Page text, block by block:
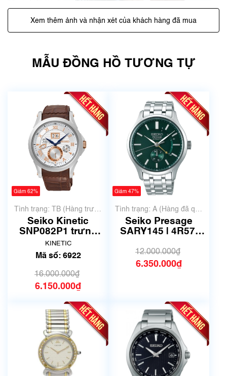
Xem thêm ảnh và nhận xét của khách hàng đã mua
MẪU ĐỒNG HỒ TƯƠNG TỰ
Giảm 62%
Tình trạng: TB (Hàng trưng
bày, thanh lý)
Seiko Kinetic
SNP082P1 trưng
bày thanh lý - MS
6922
KINETIC
Mã số: 6922
16.000.000₫
6.150.000₫
Giảm 47%
Tình trạng: A (Hàng đã qua
sử dụng nhưng rất đẹp,
không có xước)
Seiko Presage
SARY145 | 4R57-
Mã số 6511
12.000.000₫
6.350.000₫